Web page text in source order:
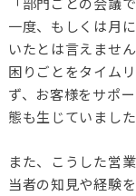
一度、もしくは月
いたとは言えませ
困りごとをタイム
ず、お客様をサポ
態も生じていました
また、こうした営
当者の知見や経験